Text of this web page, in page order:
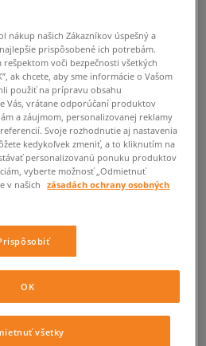
72
dostanete od nás oznámenie.
o
KAMENNÝCH PREDAJNIACH
nákup našich Zákazníkov úspešný a
prispôsobené ich potrebám.
voči bezpečnosti všetkých
ak chcete, aby sme informácie o Vašom
použiť na prípravu obsahu
Vás, vrátane odporúčaní produktov
a záujmom, personalizovanej reklamy
Svoje rozhodnutie aj nastavenia
kedykoľvek zmeniť, a to kliknutím na
personalizovanú ponuku produktov
vyberte možnosť „Odmietnuť
v našich
zásadách ochrany osobných
všetky
OK